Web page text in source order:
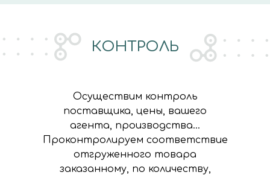
КОНТРОЛЬ
Осуществим контроль
поставщика, цены, вашего
агента, производства...
Проконтролируем соответствие
отгруженного товара
заказанному, по количеству,